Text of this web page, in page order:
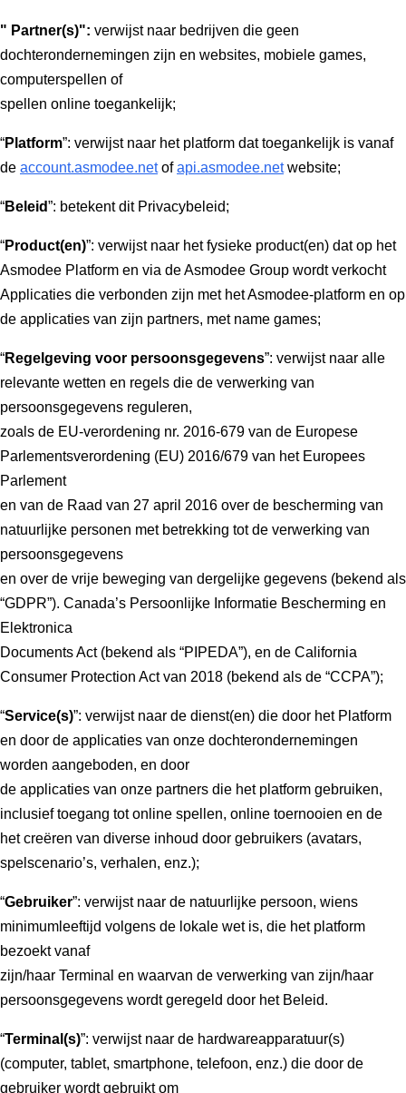
" Partner(s)": verwijst naar bedrijven die geen
dochterondernemingen zijn en websites, mobiele games,
computerspellen of
spellen online toegankelijk;
“Platform”: verwijst naar het platform dat toegankelijk is vanaf
de account.asmodee.netofapi.asmodee.netwebsite;
“Beleid”: betekent dit Privacybeleid;
“Product(en)”: verwijst naar het fysieke product(en) dat op het
Asmodee Platform en via de Asmodee Group wordt verkocht
Applicaties die verbonden zijn met het Asmodee-platform en op
de applicaties van zijn partners, met name games;
“Regelgeving voor persoonsgegevens”: verwijst naar alle
relevante wetten en regels die de verwerking van
persoonsgegevens reguleren,
zoals de EU-verordening nr. 2016-679 van de Europese
Parlementsverordening (EU) 2016/679 van het Europees
Parlement
en van de Raad van 27 april 2016 over de bescherming van
natuurlijke personen met betrekking tot de verwerking van
persoonsgegevens
en over de vrije beweging van dergelijke gegevens (bekend als
“GDPR”). Canada’s Persoonlijke Informatie Bescherming en
Elektronica
Documents Act (bekend als “PIPEDA”), en de California
Consumer Protection Act van 2018 (bekend als de “CCPA”);
“Service(s)”: verwijst naar de dienst(en) die door het Platform
en door de applicaties van onze dochterondernemingen
worden aangeboden, en door
de applicaties van onze partners die het platform gebruiken,
inclusief toegang tot online spellen, online toernooien en de
het creëren van diverse inhoud door gebruikers (avatars,
spelscenario’s, verhalen, enz.);
“Gebruiker”: verwijst naar de natuurlijke persoon, wiens
minimumleeftijd volgens de lokale wet is, die het platform
bezoekt vanaf
zijn/haar Terminal en waarvan de verwerking van zijn/haar
persoonsgegevens wordt geregeld door het Beleid.
“Terminal(s)”: verwijst naar de hardwareapparatuur(s)
(computer, tablet, smartphone, telefoon, enz.) die door de
gebruiker wordt gebruikt om